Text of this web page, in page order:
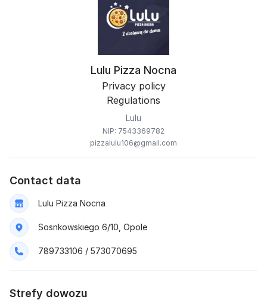
Lulu Pizza Nocna
Privacy policy
Regulations
Lulu
NIP: 7543369782
pizzalulu106@gmail.com
Contact data
Lulu Pizza Nocna
Sosnkowskiego 6/10, Opole
789733106 / 573070695
Strefy dowozu